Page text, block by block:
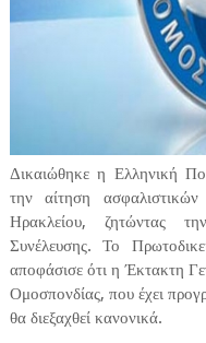
Δικαιώθηκε η Ελληνική
την αίτηση
Ηρακλείου, ζητώντας
Συνέλευσης. Το
αποφάσισε ότι η Έκτακτη
Ομοσπονδίας, που έχει
θα διεξαχθεί κανονικά.